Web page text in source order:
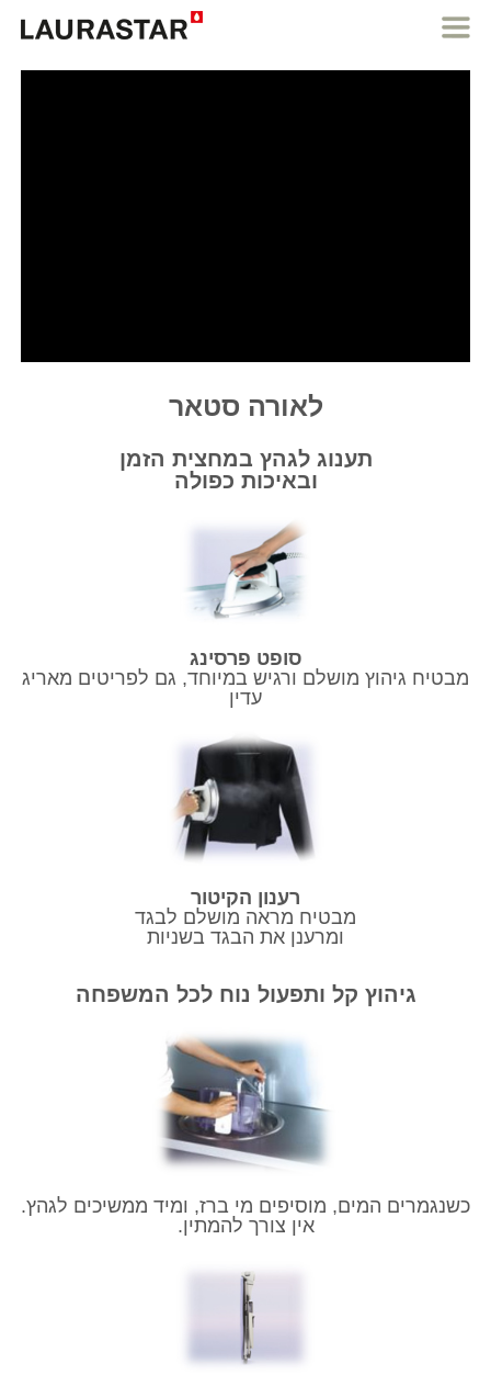
לאורה סטאר
תענוג לגהץ במחצית הזמן
ובאיכות כפולה
סופט פרסינג
מבטיח גיהוץ מושלם ורגיש במיוחד, גם לפריטים מאריג
עדין
רענון הקיטור
מבטיח מראה מושלם לבגד
ומרענן את הבגד בשניות
גיהוץ קל ותפעול נוח לכל המשפחה
כשנגמרים המים, מוסיפים מי ברז, ומיד ממשיכים לגהץ.
אין צורך להמתין.